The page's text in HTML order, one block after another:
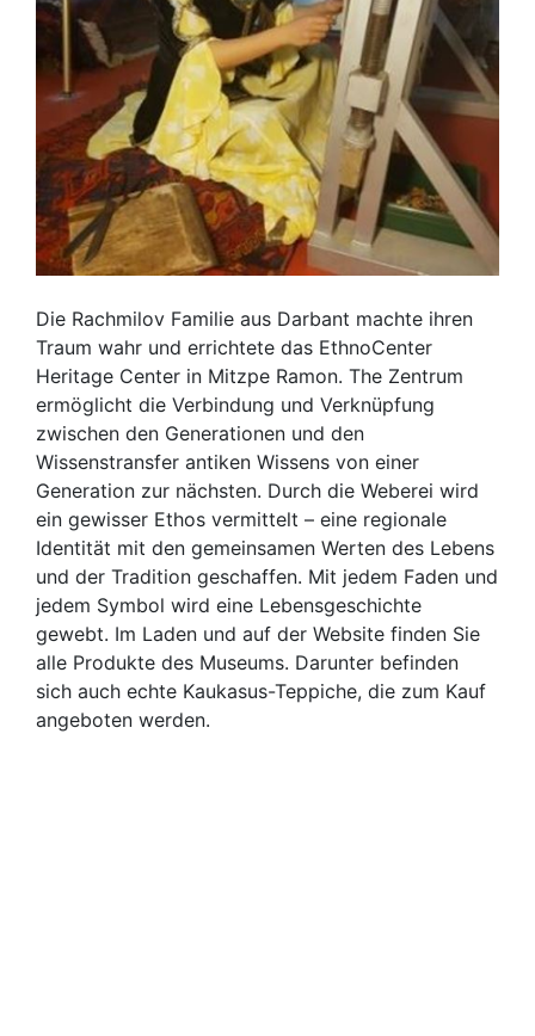
Die Rachmilov Familie aus Darbant machte ihren
Traum wahr und errichtete das EthnoCenter
Heritage Center in Mitzpe Ramon. The Zentrum
ermöglicht die Verbindung und Verknüpfung
zwischen den Generationen und den
Wissenstransfer antiken Wissens von einer
Generation zur nächsten. Durch die Weberei wird
ein gewisser Ethos vermittelt – eine regionale
Identität mit den gemeinsamen Werten des Lebens
und der Tradition geschaffen. Mit jedem Faden und
jedem Symbol wird eine Lebensgeschichte
gewebt. Im Laden und auf der Website finden Sie
alle Produkte des Museums. Darunter befinden
sich auch echte Kaukasus-Teppiche, die zum Kauf
angeboten werden.